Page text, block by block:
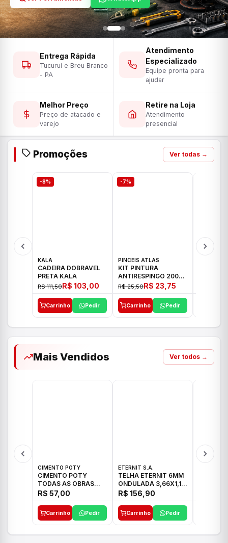
Entrega Rápida
Tucuruí e Breu Branco
- PA
Atendimento
Especializado
Equipe pronta para
ajudar
Melhor Preço
Preço de atacado e
varejo
Retire na Loja
Atendimento
presencial
Promoções Ver todas →
-8%
KALA
CADEIRA DOBRAVEL
PRETA KALA
R$ 111,50R$ 103,00
Carrinho Pedir
-7%
PINCEIS ATLAS
KIT PINTURA
ANTIRESPINGO 2003
ATLAS 03 PCS
R$ 25,50R$ 23,75
Carrinho Pedir
Mais Vendidos Ver todos →
CIMENTO POTY
CIMENTO POTY
TODAS AS OBRAS
50KG CP-II F/32
R$ 57,00
Carrinho Pedir
ETERNIT S.A.
TELHA ETERNIT 6MM
ONDULADA 3,66X1,10
48,80KG
R$ 156,90
Carrinho Pedir